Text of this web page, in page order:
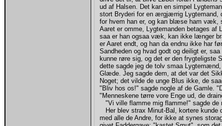
ud af Halsen. Det kan en simpel
stort Bryderi for en ærgjærrig Lygtemand,
for hvem han er, og kan blæse ham væk,
Aaret er omme, Lygtemanden betages
saa er han ogsaa væk, kan ikke længer
er Aaret endt, og han da endnu ikke har
Sandheden og hvad godt og deiligt er,
kunne røre sig, og det er den frygteligste
dette sagde jeg de tolv smaa
Glæde. Jeg sagde dem, at det var det
Noget; det vilde de unge Blus ikke, de
"Bliv hos os!" sagde nogle af de Gamle.
"Menneskene tørre vore Enge ud, de
"Vi ville flamme mig flamme!" sagde
Her blev strax Minut-Bal, kortere kunde
med alle de Andre, for ikke at synes